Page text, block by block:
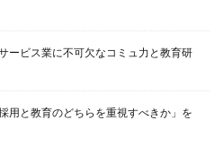
ービス業に不可欠なコミュ力と教育研
用と教育のどちらを重視すべきか」を